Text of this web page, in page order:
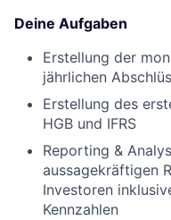
Deine Aufgaben
Erstellung der
jährlichen
Erstellung des
HGB und IFRS
Reporting &
aussagekräftigen
Investoren
Kennzahlen